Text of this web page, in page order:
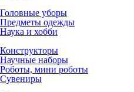
Головные уборы
Предметы одежды
Наука и хобби
Конструкторы
Научные наборы
Роботы, мини роботы
Сувениры